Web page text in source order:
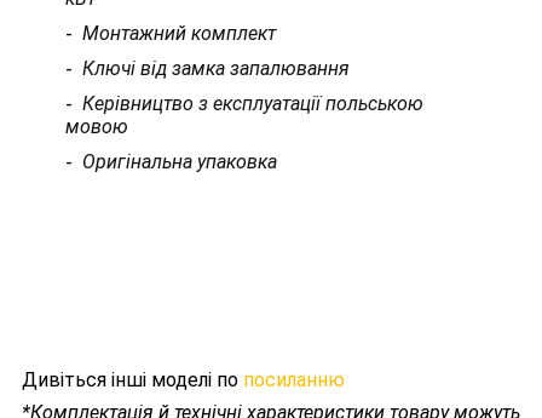
Монтажний комплект
Ключі від замка запалювання
Керівництво з експлуатації польською
мовою
Оригінальна упаковка
Дивіться інші моделі по посиланню
*Комплектація й технічні характеристики товару можуть